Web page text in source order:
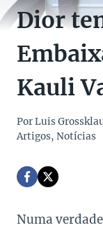
Dior
Kauli
PorLuis
Artigos, Notícias
Numa